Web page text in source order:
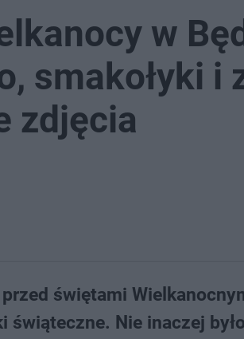
w
smakołyki i
zdjęcia
świętami
świąteczne. Nie inaczej